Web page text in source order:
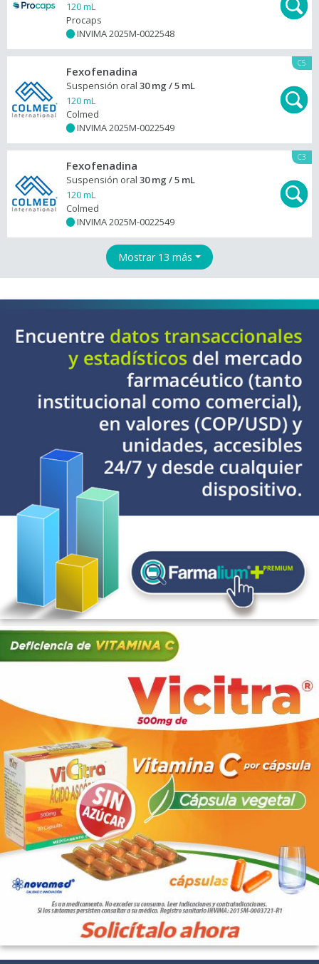
120 mL
Procaps
INVIMA 2025M-0022548
C5
Fexofenadina
Suspensión oral 30 mg / 5 mL
120 mL
Colmed
INVIMA 2025M-0022549
C3
Fexofenadina
Suspensión oral 30 mg / 5 mL
120 mL
Colmed
INVIMA 2025M-0022549
Mostrar 13 más